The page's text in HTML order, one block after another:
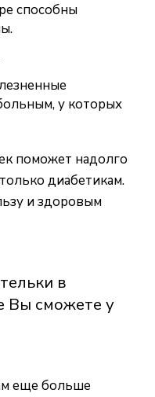
способны
у которых
поможет надолго
диабетикам.
и здоровым
в
Вы сможете у
еще больше